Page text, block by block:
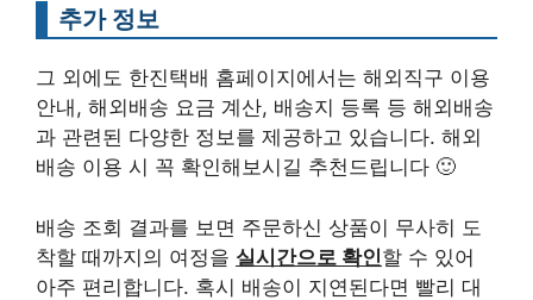
추가 정보
그 외에도 한진택배 홈페이지에서는 해외직구 이용
안내, 해외배송 요금 계산, 배송지 등록 등 해외배송
과 관련된 다양한 정보를 제공하고 있습니다. 해외
배송 이용 시 꼭 확인해보시길 추천드립니다 🙂
배송 조회 결과를 보면 주문하신 상품이 무사히 도
착할 때까지의 여정을 실시간으로 확인할 수 있어
아주 편리합니다. 혹시 배송이 지연된다면 빨리 대